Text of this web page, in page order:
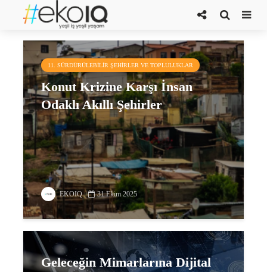
dijital teknoloji
11. SÜRDÜRÜLEBILIR ŞEHIRLER VE TOPLULUKLAR
Konut Krizine Karşı İnsan
Odaklı Akıllı Şehirler
EKOIQ 31 Ekim 2025
Geleceğin Mimarlarına Dijital